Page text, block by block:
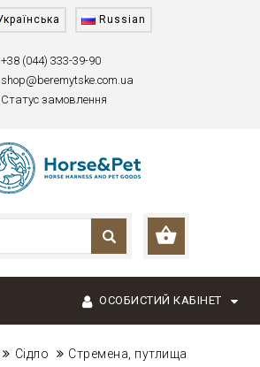
Russian
+38 (044) 333-39-90
shop@beremytske.com.ua
Статус замовлення
ОСОБИСТИЙ КАБІНЕТ
Сідло
Стремена, путлища